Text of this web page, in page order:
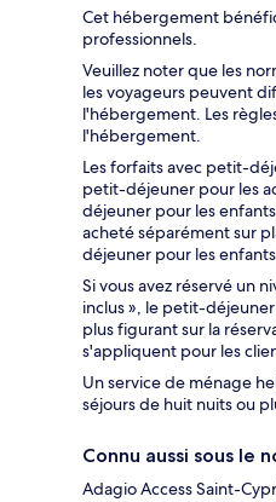
Cet hébergement
professionnels.
Veuillez noter que les
les voyageurs peuvent
l'hébergement. Les
l'hébergement.
Les forfaits avec petit-
petit-déjeuner pour les
déjeuner pour les
acheté séparément sur
déjeuner pour les
Si vous avez réservé un
inclus », le petit-
plus figurant sur la
s'appliquent pour les
Un service de ménage
séjours de huit nuits ou
Connu aussi sous le
Adagio Access Saint-